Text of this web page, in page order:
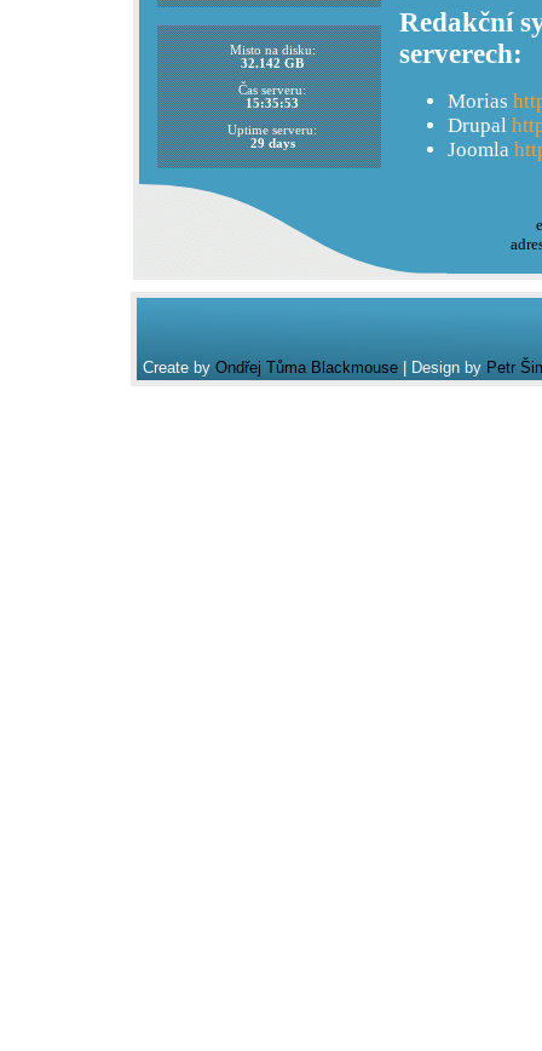
Redakční
serverech:
Morias
Drupal
Joomla
Misto na disku:
32.142 GB
Čas serveru:
15:35:53
Uptime serveru:
29 days
Create by Ondřej Tůma Blackmouse| Design by Petr